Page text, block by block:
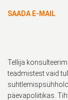
SAADA E-MAIL
Tellija
teadmistest vaid
päevapoliitikas.